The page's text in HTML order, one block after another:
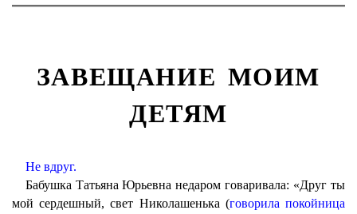
ЗАВЕЩАНИЕ МОИМ
ДЕТЯМ
Не вдруг.
Бабушка Татьяна Юрьевна недаром говаривала: «Друг ты
мой сердешный, свет Николашенька (говорила покойница